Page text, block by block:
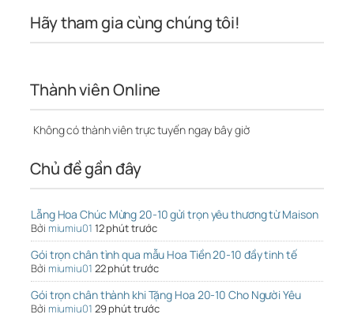
Hãy tham gia cùng chúng tôi!
Thành viên Online
Không có thành viên trực tuyến ngay bây giờ
Chủ đề gần đây
Lẵng Hoa Chúc Mừng 20-10 gửi trọn yêu thương từ Maison
Bởi miumiu01 12 phút trước
Gói trọn chân tình qua mẫu Hoa Tiền 20-10 đầy tinh tế
Bởi miumiu01 22 phút trước
Gói trọn chân thành khi Tặng Hoa 20-10 Cho Người Yêu
Bởi miumiu01 29 phút trước